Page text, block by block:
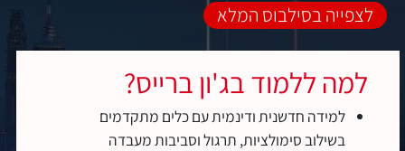
לצפייה בסילבוס המלא
למה ללמוד בג'ון ברייס?
למידה חדשנית ודינמית עם כלים מתקדמים
בשילוב סימולציות, תרגול וסביבות מעבדה